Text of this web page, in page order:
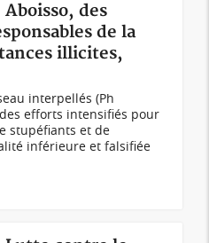
des
de la
illicites,
interpellés (Ph
efforts intensifiés pour
stupéfiants et de
inférieure et falsifiée